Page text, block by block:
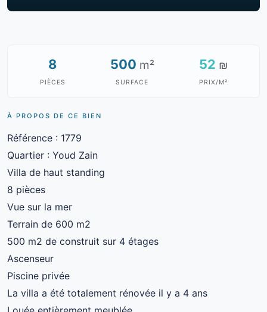
8
PIÈCES
500 m²
SURFACE
52 ₪
PRIX/M²
À PROPOS DE CE BIEN
Référence : 1779
Quartier : Youd Zain
Villa de haut standing
8 pièces
Vue sur la mer
Terrain de 600 m2
500 m2 de construit sur 4 étages
Ascenseur
Piscine privée
La villa a été totalement rénovée il y a 4 ans